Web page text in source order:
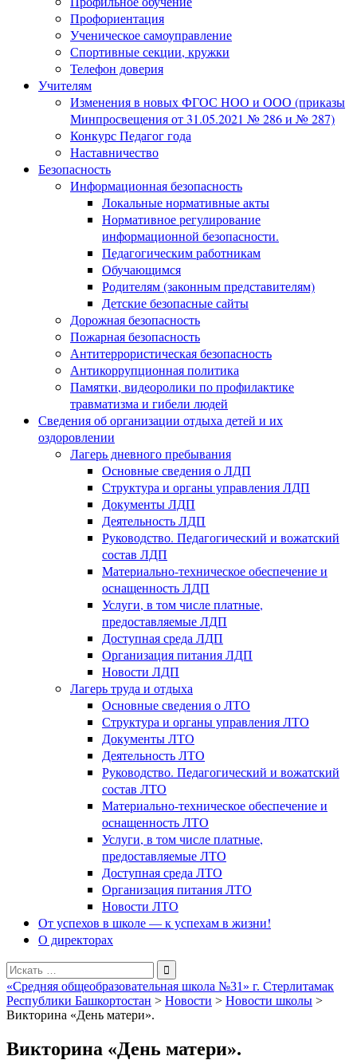
Профориентация
Ученическое самоуправление
Спортивные секции, кружки
Телефон доверия
Учителям
Изменения в новых ФГОС НОО и ООО (приказы
Минпросвещения от 31.05.2021 № 286 и № 287)
Конкурс Педагог года
Наставничество
Безопасность
Информационная безопасность
Локальные нормативные акты
Нормативное регулирование
информационной безопасности.
Педагогическим работникам
Обучающимся
Родителям (законным представителям)
Детские безопасные сайты
Дорожная безопасность
Пожарная безопасность
Антитеррористическая безопасность
Антикоррупционная политика
Памятки, видеоролики по профилактике
травматизма и гибели людей
Сведения об организации отдыха детей и их
оздоровлении
Лагерь дневного пребывания
Основные сведения о ЛДП
Структура и органы управления ЛДП
Документы ЛДП
Деятельность ЛДП
Руководство. Педагогический и вожатский
состав ЛДП
Материально-техническое обеспечение и
оснащенность ЛДП
Услуги, в том числе платные,
предоставляемые ЛДП
Доступная среда ЛДП
Организация питания ЛДП
Новости ЛДП
Лагерь труда и отдыха
Основные сведения о ЛТО
Структура и органы управления ЛТО
Документы ЛТО
Деятельность ЛТО
Руководство. Педагогический и вожатский
состав ЛТО
Материально-техническое обеспечение и
оснащенность ЛТО
Услуги, в том числе платные,
предоставляемые ЛТО
Доступная среда ЛТО
Организация питания ЛТО
Новости ЛТО
От успехов в школе — к успехам в жизни!
О директорах
Поиск
для:
«Средняя общеобразовательная школа №31» г. Стерлитамак
Республики Башкортостан > Новости > Новости школы >
Викторина «День матери».
Викторина «День матери».